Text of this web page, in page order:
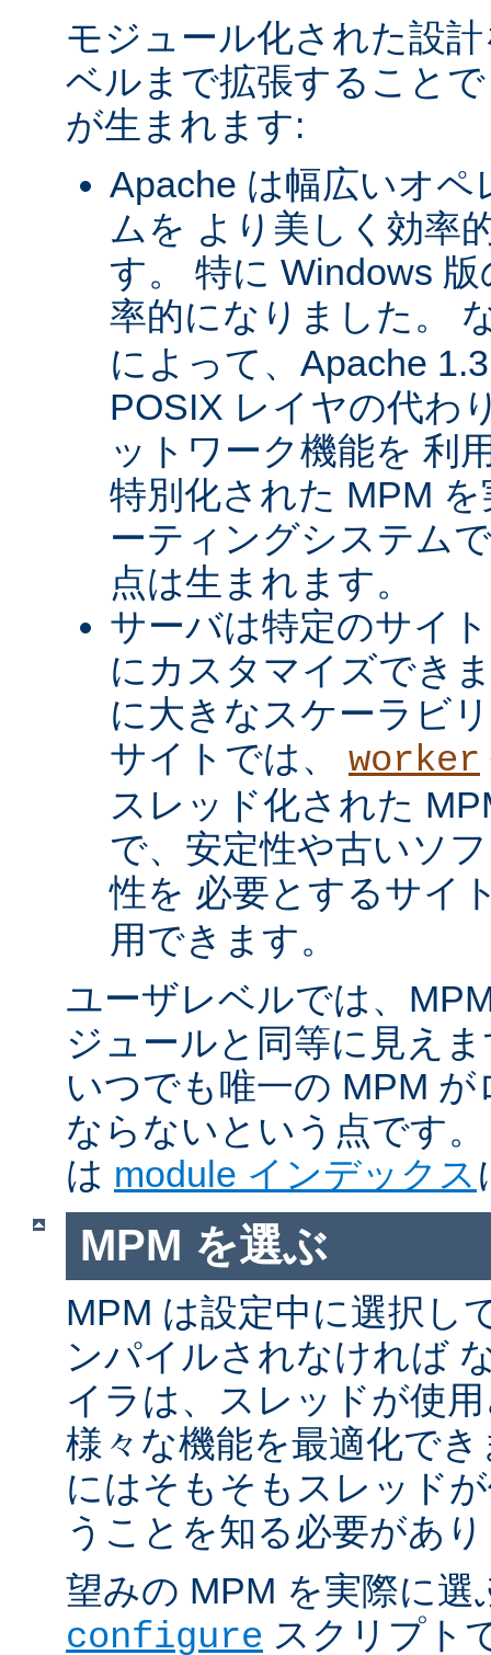
モジュール化された設
ベルまで拡張すること
が生まれます:
Apache は幅広いオ
ムを より美しく効率
す。 特に Windows
率的になりました。
によって、Apache
POSIX レイヤの代わ
ットワーク機能を 利
特別化された MPM
ーティングシステム
点は生まれます。
サーバは特定のサイ
にカスタマイズでき
に大きなスケーラビ
サイトでは、 worker
スレッド化された
で、安定性や古いソ
性を 必要とするサイ
用できます。
ユーザレベルでは、
ジュールと同等に見え
いつでも唯一の MPM
ならないという点です
は module インデックス
MPM を選ぶ
MPM は設定中に選択し
ンパイルされなければ
イラは、スレッドが使
様々な機能を最適化で
にはそもそもスレッド
うことを知る必要があ
望みの MPM を実際に選
configure スクリプト